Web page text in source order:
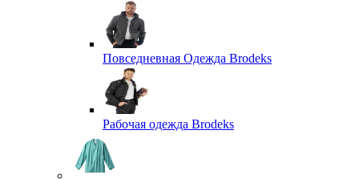
Повседневная Одежда Brodeks
Рабочая одежда Brodeks